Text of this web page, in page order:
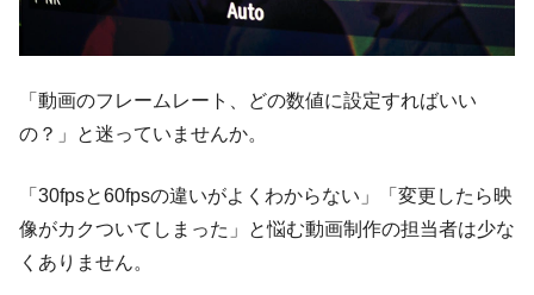
「動画のフレームレート、どの数値に設定すればいい
の？」と迷っていませんか。
「30fpsと60fpsの違いがよくわからない」「変更したら映
像がカクついてしまった」と悩む動画制作の担当者は少な
くありません。